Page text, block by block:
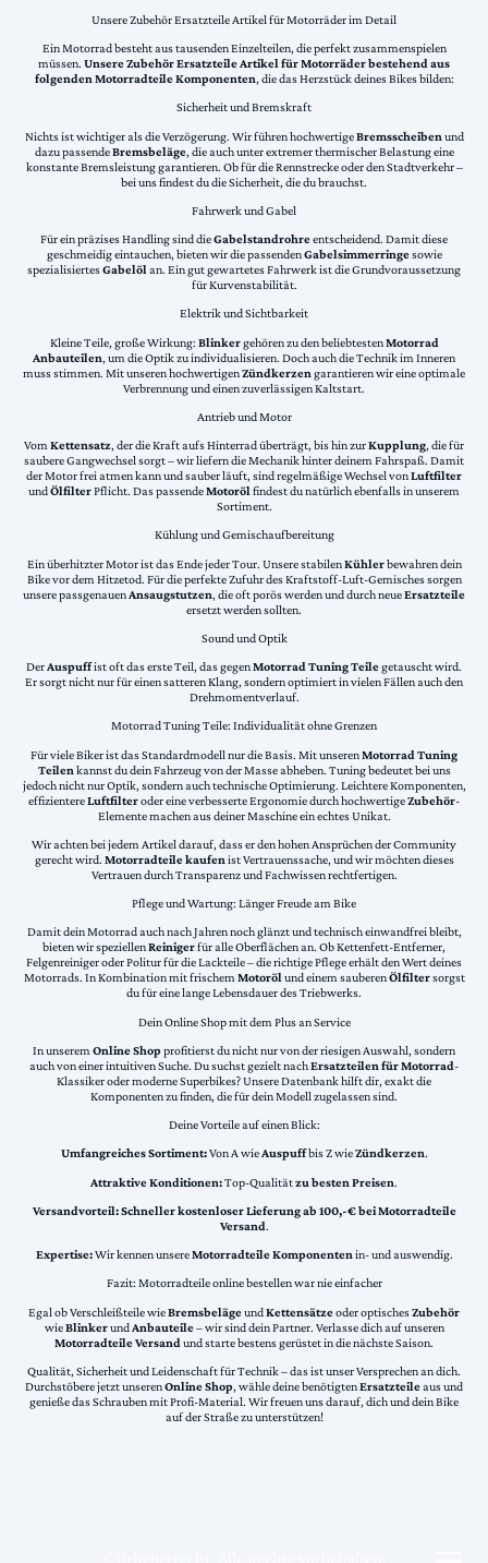
Unsere Zubehör Ersatzteile Artikel für Motorräder im Detail
Ein Motorrad besteht aus tausenden Einzelteilen, die perfekt zusammenspielen
müssen. Unsere Zubehör Ersatzteile Artikel für Motorräder bestehend aus
folgenden Motorradteile Komponenten, die das Herzstück deines Bikes bilden:
Sicherheit und Bremskraft
Nichts ist wichtiger als die Verzögerung. Wir führen hochwertigeBremsscheiben und
dazu passendeBremsbeläge, die auch unter extremer thermischer Belastung eine
konstante Bremsleistung garantieren. Ob für die Rennstrecke oder den Stadtverkehr –
bei uns findest du die Sicherheit, die du brauchst.
Fahrwerk und Gabel
Für ein präzises Handling sind dieGabelstandrohreentscheidend. Damit diese
geschmeidig eintauchen, bieten wir die passendenGabelsimmerringesowie
spezialisiertesGabelölan. Ein gut gewartetes Fahrwerk ist die Grundvoraussetzung
für Kurvenstabilität.
Elektrik und Sichtbarkeit
Kleine Teile, große Wirkung: Blinkergehören zu den beliebtestenMotorrad
Anbauteilen, um die Optik zu individualisieren. Doch auch die Technik im Inneren
muss stimmen. Mit unseren hochwertigenZündkerzen garantieren wir eine optimale
Verbrennung und einen zuverlässigen Kaltstart.
Antrieb und Motor
VomKettensatz, der die Kraft aufs Hinterrad überträgt, bis hin zurKupplung, die für
saubere Gangwechsel sorgt – wir liefern die Mechanik hinter deinem Fahrspaß. Damit
der Motor frei atmen kann und sauber läuft, sind regelmäßige Wechsel vonLuftfilter
undÖlfilterPflicht. Das passendeMotorölfindest du natürlich ebenfalls in unserem
Sortiment.
Kühlung und Gemischaufbereitung
Ein überhitzter Motor ist das Ende jeder Tour. Unsere stabilenKühlerbewahren dein
Bike vor dem Hitzetod. Für die perfekte Zufuhr des Kraftstoff-Luft-Gemisches sorgen
unsere passgenauenAnsaugstutzen, die oft porös werden und durch neueErsatzteile
ersetzt werden sollten.
Sound und Optik
DerAuspuffist oft das erste Teil, das gegenMotorrad Tuning Teilegetauscht wird.
Er sorgt nicht nur für einen satteren Klang, sondern optimiert in vielen Fällen auch den
Drehmomentverlauf.
Motorrad Tuning Teile: Individualität ohne Grenzen
Für viele Biker ist das Standardmodell nur die Basis. Mit unserenMotorrad Tuning
Teilen kannst du dein Fahrzeug von der Masse abheben. Tuning bedeutet bei uns
jedoch nicht nur Optik, sondern auch technische Optimierung. Leichtere Komponenten,
effizientereLuftfilteroder eine verbesserte Ergonomie durch hochwertigeZubehör-
Elemente machen aus deiner Maschine ein echtes Unikat.
Wir achten bei jedem Artikel darauf, dass er den hohen Ansprüchen der Community
gerecht wird. Motorradteile kaufen ist Vertrauenssache, und wir möchten dieses
Vertrauen durch Transparenz und Fachwissen rechtfertigen.
Pflege und Wartung: Länger Freude am Bike
Damit dein Motorrad auch nach Jahren noch glänzt und technisch einwandfrei bleibt,
bieten wir speziellenReinigerfür alle Oberflächen an. Ob Kettenfett-Entferner,
Felgenreiniger oder Politur für die Lackteile – die richtige Pflege erhält den Wert deines
Motorrads. In Kombination mit frischemMotorölund einem sauberenÖlfiltersorgst
du für eine lange Lebensdauer des Triebwerks.
Dein Online Shop mit dem Plus an Service
In unserem Online Shopprofitierst du nicht nur von der riesigen Auswahl, sondern
auch von einer intuitiven Suche. Du suchst gezielt nachErsatzteilen für Motorrad-
Klassiker oder moderne Superbikes? Unsere Datenbank hilft dir, exakt die
Komponenten zu finden, die für dein Modell zugelassen sind.
Deine Vorteile auf einen Blick:
Umfangreiches Sortiment:Von A wieAuspuffbis Z wieZündkerzen.
Attraktive Konditionen:Top-Qualitätzu besten Preisen.
Versandvorteil:Schneller kostenloser Lieferung ab 100,-€ bei Motorradteile
Versand.
Expertise:Wir kennen unsereMotorradteile Komponentenin- und auswendig.
Fazit: Motorradteile online bestellen war nie einfacher
Egal ob Verschleißteile wieBremsbelägeundKettensätzeoder optischesZubehör
wieBlinkerundAnbauteile– wir sind dein Partner. Verlasse dich auf unseren
Motorradteile Versand und starte bestens gerüstet in die nächste Saison.
Qualität, Sicherheit und Leidenschaft für Technik – das ist unser Versprechen an dich.
Durchstöbere jetzt unserenOnline Shop, wähle deine benötigtenErsatzteileaus und
genieße das Schrauben mit Profi-Material. Wir freuen uns darauf, dich und dein Bike
auf der Straße zu unterstützen!